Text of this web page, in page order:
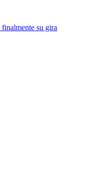
su gira